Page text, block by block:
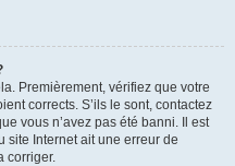
Premièrement, vérifiez que votre
corrects. S’ils le sont, contactez
vous n’avez pas été banni. Il est
site Internet ait une erreur de
corriger.